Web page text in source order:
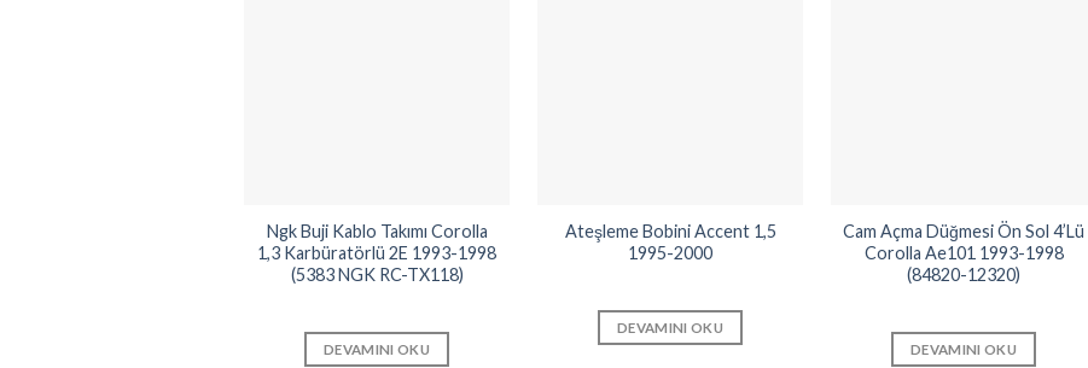
Ngk Buji Kablo Takımı Corolla
1,3 Karbüratörlü 2E 1993-1998
(5383 NGK RC-TX118)
DEVAMINI OKU
Ateşleme Bobini Accent 1,5
1995-2000
DEVAMINI OKU
Cam Açma Düğmesi Ön Sol 4’Lü
Corolla Ae101 1993-1998
(84820-12320)
DEVAMINI OKU